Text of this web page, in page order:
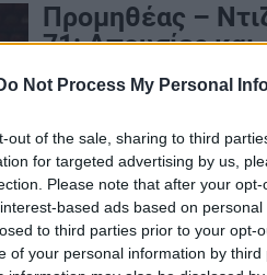
Not Process My Personal
out of the sale, sharing to third
for targeted advertising by us,
Please note that after your
based ads based on
to third parties prior to your opt-
of your personal information by third
Προμηθέας –
71: Απουσίες και
χαμένες βολές τον
έστειλαν στο
BCL…
12/DEC/23 20:51
ο Προμηθέας πάλεψε κόντρα